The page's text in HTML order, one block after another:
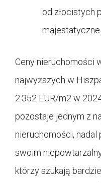
od złocistych
Ceny nieruchomości
najwyższych w
2.352 EUR/m2 w
pozostaje jednym z
nieruchomości,
swoim
którzy szukają